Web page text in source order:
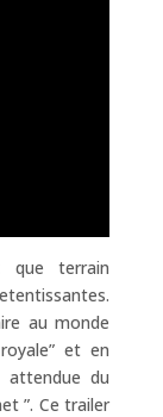
terrain
au monde
et en
attendue du
”. Ce trailer